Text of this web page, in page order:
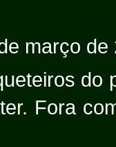
março de
do
Fora